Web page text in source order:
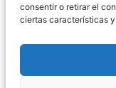
consentir o retirar el
ciertas características
Declaración de